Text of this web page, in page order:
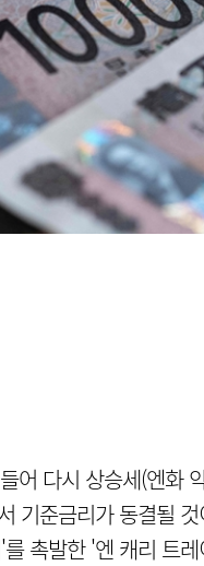
어 다시 상승세(엔화
기준금리가 동결될
촉발한 '엔 캐리 트